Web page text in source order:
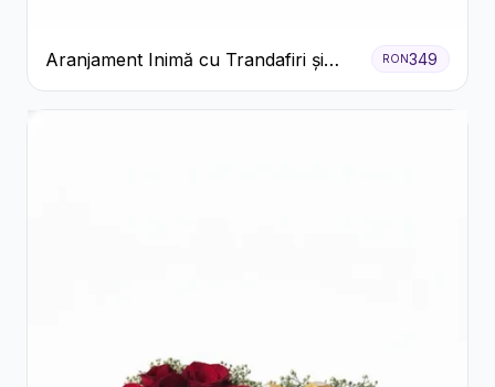
Aranjament Inimă cu Trandafiri și
Praline Ferrero
RON349